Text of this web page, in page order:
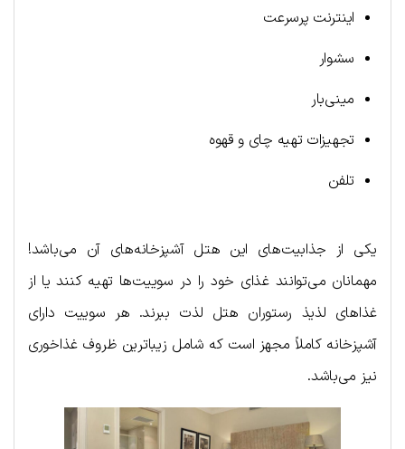
اینترنت پرسرعت
سشوار
مینی‌بار
تجهیزات تهیه چای و قهوه
تلفن
یکی از جذابیت‌های این هتل آشپزخانه‌های آن می‌باشد!
مهمانان می‌توانند غذای خود را در سوییت‌ها تهیه کنند یا از
غذاهای لذیذ رستوران هتل لذت ببرند. هر سوییت دارای
آشپزخانه کاملاً مجهز است که شامل زیباترین ظروف غذاخوری
نیز می‌باشد.